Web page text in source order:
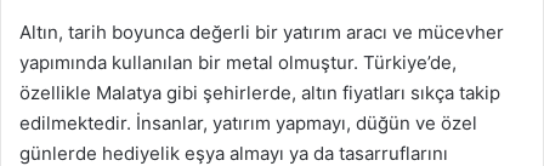
Altın, tarih boyunca değerli bir yatırım aracı ve mücevher
yapımında kullanılan bir metal olmuştur. Türkiye’de,
özellikle Malatya gibi şehirlerde, altın fiyatları sıkça takip
edilmektedir. İnsanlar, yatırım yapmayı, düğün ve özel
günlerde hediyelik eşya almayı ya da tasarruflarını